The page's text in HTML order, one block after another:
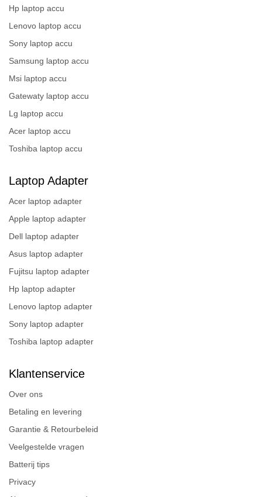
Hp laptop accu
Lenovo laptop accu
Sony laptop accu
Samsung laptop accu
Msi laptop accu
Gatewaty laptop accu
Lg laptop accu
Acer laptop accu
Toshiba laptop accu
Laptop Adapter
Acer laptop adapter
Apple laptop adapter
Dell laptop adapter
Asus laptop adapter
Fujitsu laptop adapter
Hp laptop adapter
Lenovo laptop adapter
Sony laptop adapter
Toshiba laptop adapter
Klantenservice
Over ons
Betaling en levering
Garantie & Retourbeleid
Veelgestelde vragen
Batterij tips
Privacy